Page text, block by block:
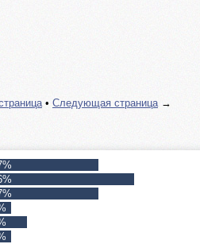
• Следующая страница→